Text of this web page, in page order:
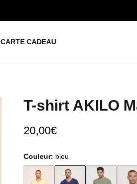
CARTE CADEAU
T-shirt AKILO
20,00€
Couleur: bleu